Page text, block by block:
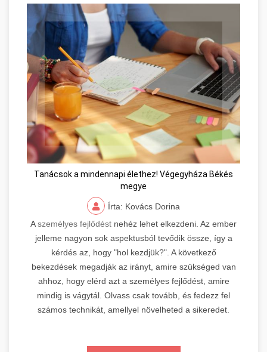
Tanácsok a mindennapi élethez! Végegyháza Békés
megye
Írta: Kovács Dorina
Aszemélyes fejlődést nehéz lehet elkezdeni. Az ember
jelleme nagyon sok aspektusból tevődik össze, így a
kérdés az, hogy "hol kezdjük?". A következő
bekezdések megadják az irányt, amire szükséged van
ahhoz, hogy elérd azt a személyes fejlődést, amire
mindig is vágytál. Olvass csak tovább, és fedezz fel
számos technikát, amellyel növelheted a sikeredet.